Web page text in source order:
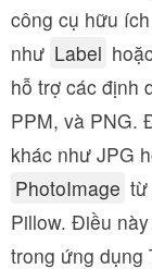
công cụ hữu
như Label
hỗ trợ các định
PPM, và PNG.
khác như JPG
PhotoImage từ
Pillow. Điều
trong ứng dụng